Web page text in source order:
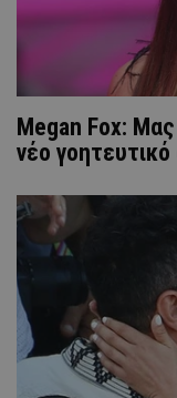
Megan Fox:
νέο